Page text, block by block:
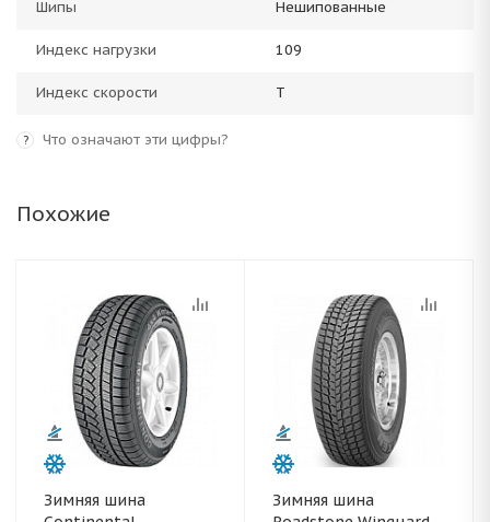
Шипы Нешипованные
Индекс нагрузки 109
Индекс скорости T
? Что означают эти цифры?
Похожие
Зимняя шина
Зимняя шина